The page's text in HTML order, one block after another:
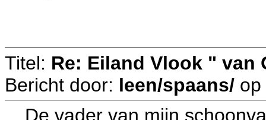
Titel: Re: Eiland Vlook " van
Bericht door: leen/spaans/ op
De vader van mijn